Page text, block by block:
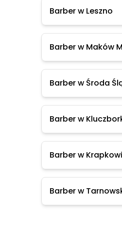
Barber w Leszno
Barber w Maków
Barber w Środa
Barber w
Barber w
Barber w